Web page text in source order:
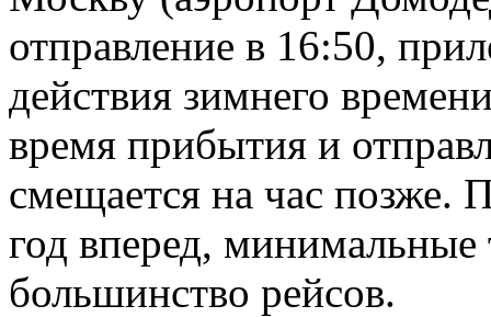
отправление в 16:50,
действия зимнего
время прибытия и
смещается на час позже.
год вперед,
большинство рейсов.